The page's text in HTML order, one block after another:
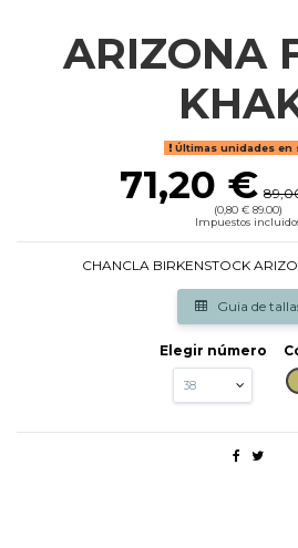
ARIZONA
Últimas unidades en
71,20 €
(0,80 € 89.00)
Impuestos
CHANCLA BIRKENSTOCK
Guia de
Elegir número